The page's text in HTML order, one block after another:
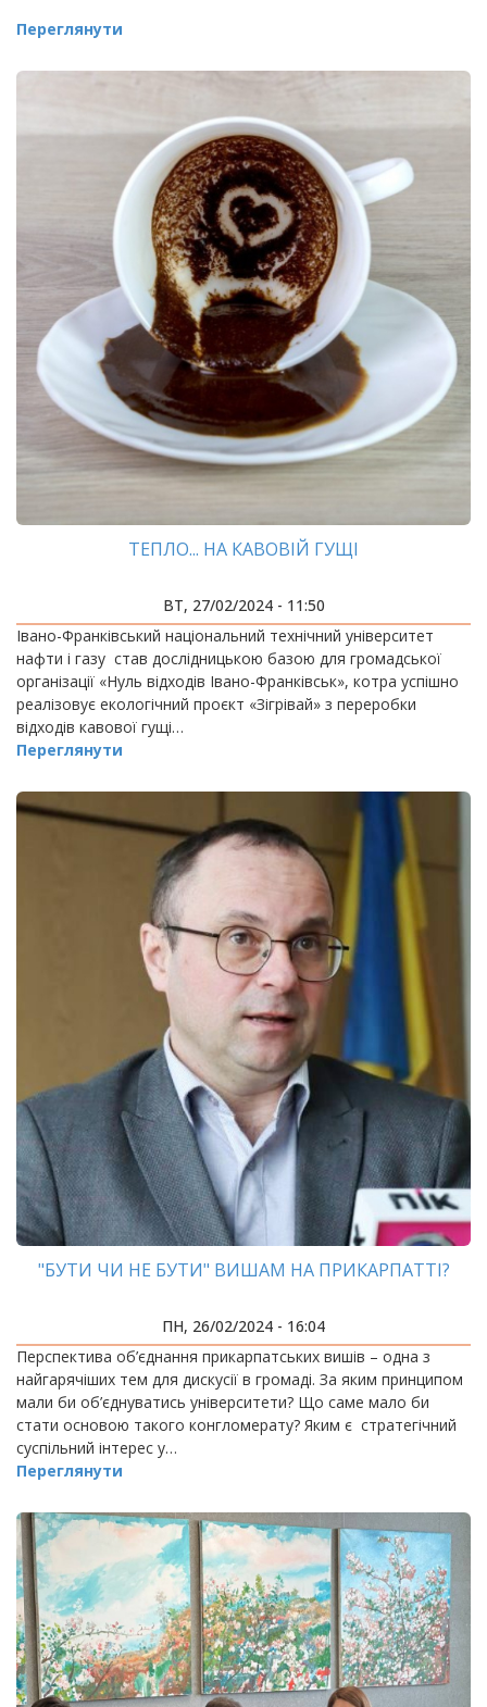
Переглянути
ТЕПЛО... НА КАВОВІЙ ГУЩІ
ВТ, 27/02/2024 - 11:50
Івано-Франківський національний технічний університет
нафти і газу став дослідницькою базою для громадської
організації «Нуль відходів Івано-Франківськ», котра успішно
реалізовує екологічний проєкт «Зігрівай» з переробки
відходів кавової гущі…
Переглянути
"БУТИ ЧИ НЕ БУТИ" ВИШАМ НА ПРИКАРПАТТІ?
ПН, 26/02/2024 - 16:04
Перспектива об’єднання прикарпатських вишів – одна з
найгарячіших тем для дискусії в громаді. За яким принципом
мали би об’єднуватись університети? Що саме мало би
стати основою такого конгломерату? Яким є стратегічний
суспільний інтерес у…
Переглянути